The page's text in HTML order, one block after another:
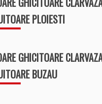
PLOIESTI
GHICITOARE
BUZAU